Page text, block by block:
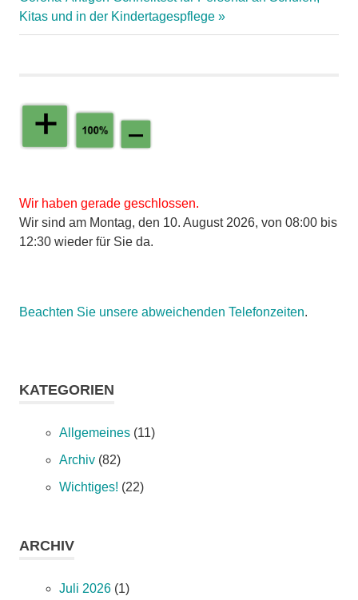
Beitrag:
Kitas und in der Kindertagespflege
Wir haben gerade geschlossen.
Wir sind am Montag, den 10. August 2026, von 08:00 bis
12:30 wieder für Sie da.
Beachten Sie unsere abweichenden Telefonzeiten.
KATEGORIEN
Allgemeines (11)
Archiv (82)
Wichtiges! (22)
ARCHIV
Juli 2026 (1)